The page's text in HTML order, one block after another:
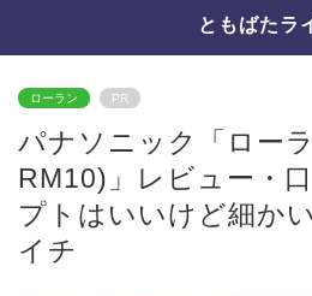
ともばたラ
ローラン PR
パナソニック「ロー
RM10)」レビュー・
プトはいいけど細か
イチ